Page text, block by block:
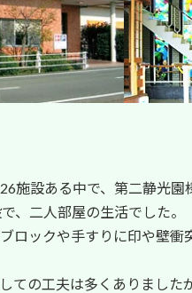
施設ある中で、第二静光園
、二人部屋の生活でした。
ロックや手すりに印や壁
ての工夫は多くありまし